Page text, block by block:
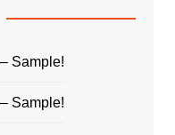
Sample!
Sample!